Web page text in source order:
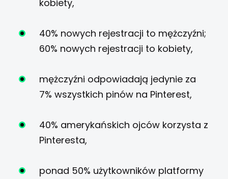
kobiety,
40% nowych rejestracji to mężczyźni;
60% nowych rejestracji to kobiety,
mężczyźni odpowiadają jedynie za
7% wszystkich pinów na Pinterest,
40% amerykańskich ojców korzysta z
Pinteresta,
ponad 50% użytkowników platformy